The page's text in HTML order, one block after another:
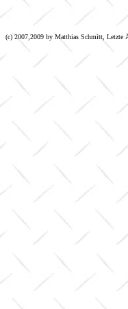
(c) 2007,2009 by Matthias Schmitt, Letzte